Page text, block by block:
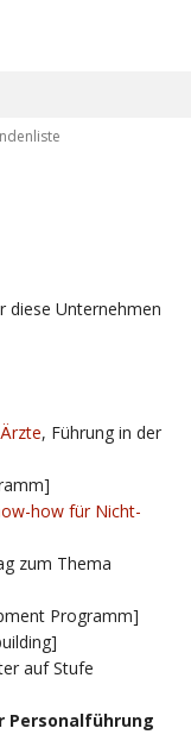
diese Unternehmen
, Führung in der
how für Nicht-
zum Thema
Programm]
auf Stufe
Personalführung